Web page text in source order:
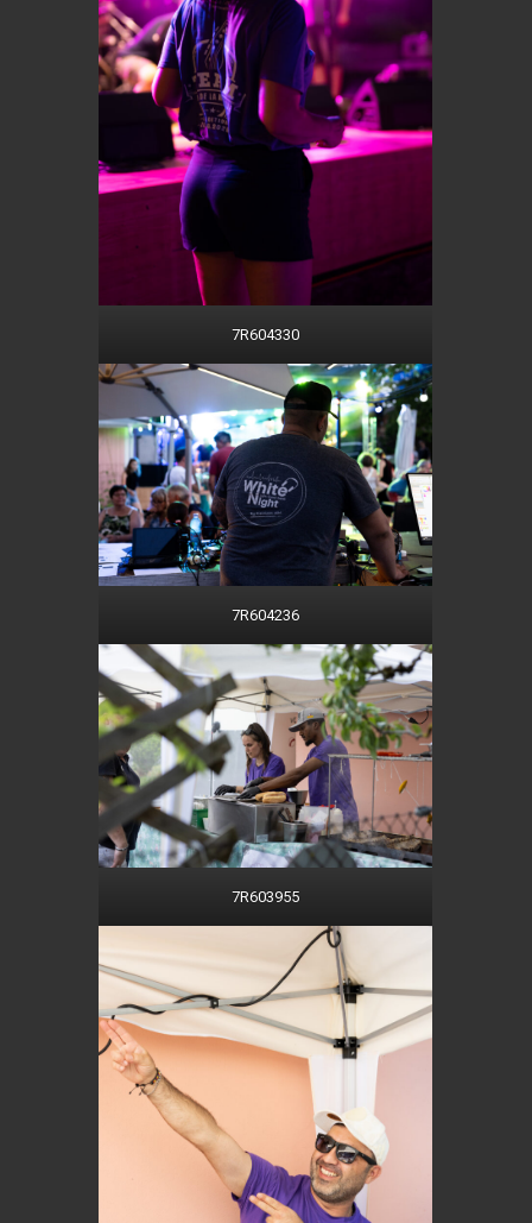
7R604330
7R604236
7R603955